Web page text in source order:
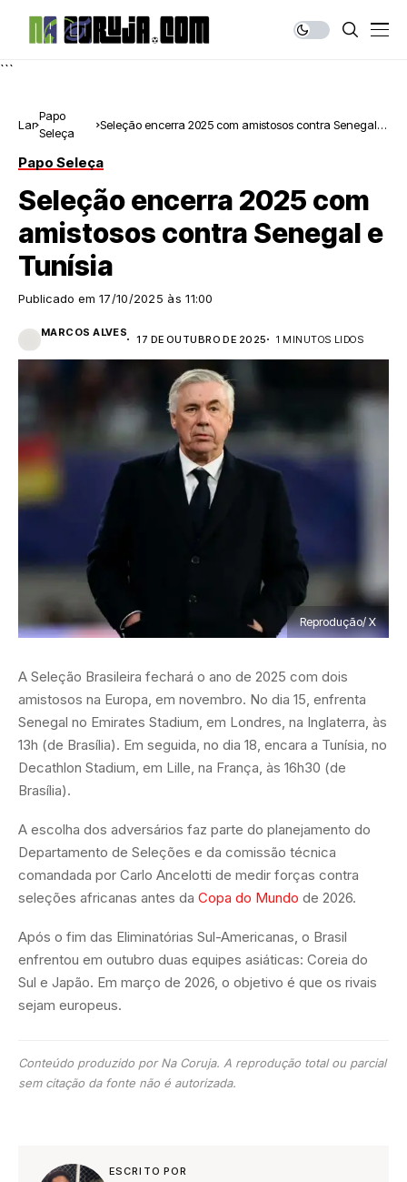
```
Lar
Papo
Seleça
Seleção encerra 2025 com amistosos contra Senegal e
Papo Seleça
Seleção encerra 2025 com
amistosos contra Senegal e
Tunísia
Publicado em 17/10/2025 às 11:00
MARCOS ALVES
17 DE OUTUBRO DE 2025 1 MINUTOS LIDOS
Reprodução/ X
A Seleção Brasileira fechará o ano de 2025 com dois
amistosos na Europa, em novembro. No dia 15, enfrenta
Senegal no Emirates Stadium, em Londres, na Inglaterra, às
13h (de Brasília). Em seguida, no dia 18, encara a Tunísia, no
Decathlon Stadium, em Lille, na França, às 16h30 (de
Brasília).
A escolha dos adversários faz parte do planejamento do
Departamento de Seleções e da comissão técnica
comandada por Carlo Ancelotti de medir forças contra
seleções africanas antes da Copa do Mundo de 2026.
Após o fim das Eliminatórias Sul-Americanas, o Brasil
enfrentou em outubro duas equipes asiáticas: Coreia do
Sul e Japão. Em março de 2026, o objetivo é que os rivais
sejam europeus.
Conteúdo produzido por Na Coruja. A reprodução total ou parcial
sem citação da fonte não é autorizada.
ESCRITO POR